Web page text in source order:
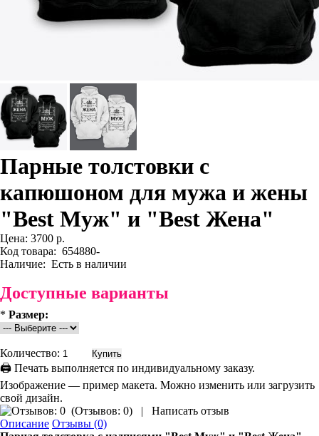
Парные толстовки с
капюшоном для мужа и жены
"Best Муж" и "Best Жена"
Цена: 3700 р.
Код товара: 654880-
Наличие: Есть в наличии
Доступные варианты
* Размер:
Количество:
🖨 Печать выполняется по индивидуальному заказу.
Изображение — пример макета. Можно изменить или загрузить
свой дизайн.
(Отзывов: 0) |
Написать отзыв
Описание Отзывы (0)